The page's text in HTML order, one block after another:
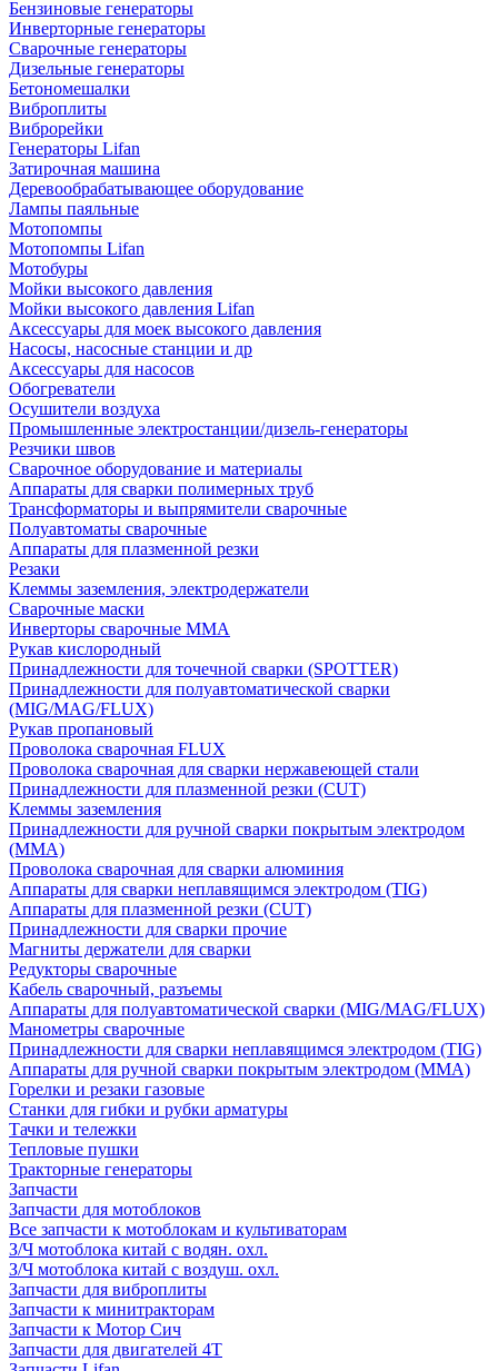
Бензиновые генераторы
Инверторные генераторы
Сварочные генераторы
Дизельные генераторы
Бетономешалки
Виброплиты
Виброрейки
Генераторы Lifan
Затирочная машина
Деревообрабатывающее оборудование
Лампы паяльные
Мотопомпы
Мотопомпы Lifan
Мотобуры
Мойки высокого давления
Мойки высокого давления Lifan
Аксессуары для моек высокого давления
Насосы, насосные станции и др
Аксессуары для насосов
Обогреватели
Осушители воздуха
Промышленные электростанции/дизель-генераторы
Резчики швов
Сварочное оборудование и материалы
Аппараты для сварки полимерных труб
Трансформаторы и выпрямители сварочные
Полуавтоматы сварочные
Аппараты для плазменной резки
Резаки
Клеммы заземления, электродержатели
Сварочные маски
Инверторы сварочные ММА
Рукав кислородный
Принадлежности для точечной сварки (SPOTTER)
Принадлежности для полуавтоматической сварки
(MIG/MAG/FLUX)
Рукав пропановый
Проволока сварочная FLUX
Проволока сварочная для сварки нержавеющей стали
Принадлежности для плазменной резки (CUT)
Клеммы заземления
Принадлежности для ручной сварки покрытым электродом
(MMA)
Проволока сварочная для сварки алюминия
Аппараты для сварки неплавящимся электродом (TIG)
Аппараты для плазменной резки (CUT)
Принадлежности для сварки прочие
Магниты держатели для сварки
Редукторы сварочные
Кабель сварочный, разъемы
Аппараты для полуавтоматической сварки (MIG/MAG/FLUX)
Манометры сварочные
Принадлежности для сварки неплавящимся электродом (TIG)
Аппараты для ручной сварки покрытым электродом (MMA)
Горелки и резаки газовые
Станки для гибки и рубки арматуры
Тачки и тележки
Тепловые пушки
Тракторные генераторы
Запчасти
Запчасти для мотоблоков
Все запчасти к мотоблокам и культиваторам
З/Ч мотоблока китай с водян. охл.
З/Ч мотоблока китай с воздуш. охл.
Запчасти для виброплиты
Запчасти к минитракторам
Запчасти к Мотор Сич
Запчасти для двигателей 4Т